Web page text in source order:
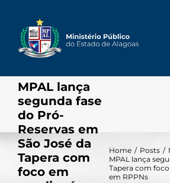
content
MPAL lança
segunda fase
do Pró-
Reservas em
São José da
Tapera com
foco em
Home / Posts /
MPAL lança
Tapera com
em RPPNs